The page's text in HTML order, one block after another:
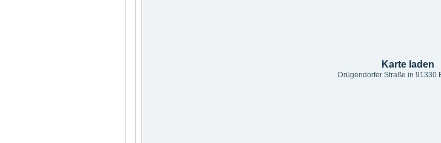
Karte laden
Drügendorfer Straße in 91330